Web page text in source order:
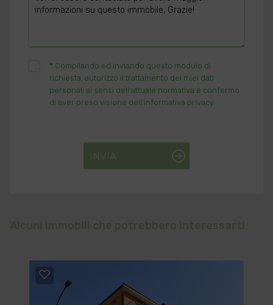
* Compilando ed inviando questo modulo di
richiesta, autorizzo il trattamento dei miei dati
personali ai sensi dell'attuale normativa e confermo
di aver preso visione dell'informativa privacy.
INVIA
Alcuni immobili che potrebbero interessarti